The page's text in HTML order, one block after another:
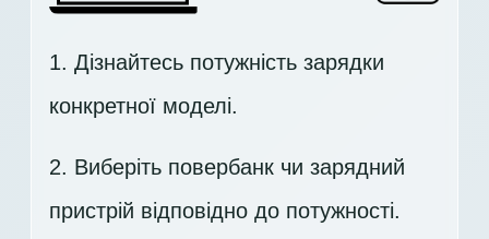
1. Дізнайтесь потужність зарядки
конкретної моделі.
2. Виберіть повербанк чи зарядний
пристрій відповідно до потужності.